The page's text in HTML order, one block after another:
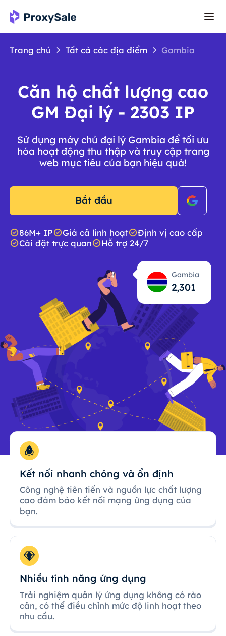
Trang chủ Tất cả các địa điểm Gambia
Căn hộ chất lượng cao
GM Đại lý - 2303 IP
Sử dụng máy chủ đại lý Gambia để tối ưu
hóa hoạt động thu thập và truy cập trang
web mục tiêu của bạn hiệu quả!
Bắt đầu
86M+ IP Giá cả linh hoạt
Định vị cao cấp
Cài đặt trực quan
Hỗ trợ 24/7
Gambia
2,303
Kết nối nhanh chóng và ổn định
Công nghệ tiên tiến và nguồn lực chất lượng
cao đảm bảo kết nối mạng ứng dụng của
bạn.
Nhiều tính năng ứng dụng
Trải nghiệm quản lý ứng dụng không có rào
cản, có thể điều chỉnh mức độ linh hoạt theo
nhu cầu.